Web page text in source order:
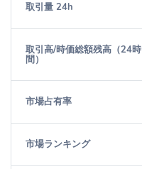
取引量 24h
取引高/時価総額残高（24時
間）
市場占有率
市場ランキング